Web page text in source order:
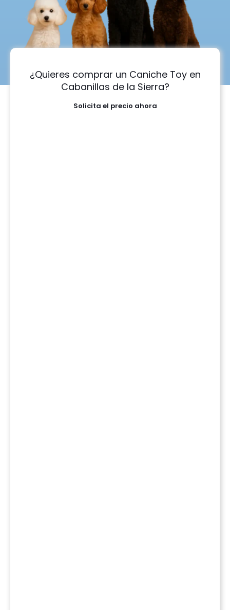
¿Quieres comprar un Caniche Toy en
Cabanillas de la Sierra?
Solicita el precio ahora